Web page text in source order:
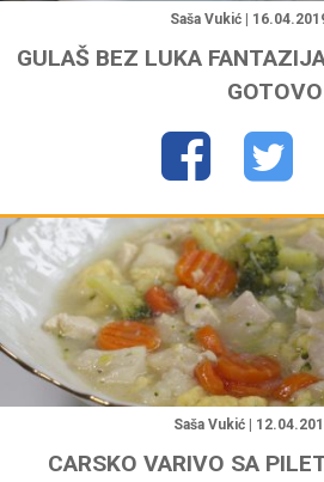
Saša Vukić |
GULAŠ BEZ LUKA
GOTOVO
"
Saša Vukić |
CARSKO VARIVO SA